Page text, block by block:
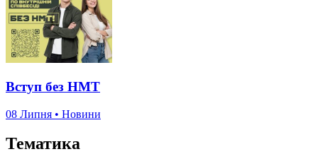
Вступ без НМТ
08 Липня • Новини
Тематика